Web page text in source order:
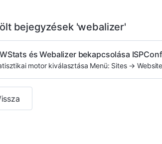
bejegyzések 'webalizer'
és Webalizer bekapcsolása
motor kiválasztása Menü: Sites →